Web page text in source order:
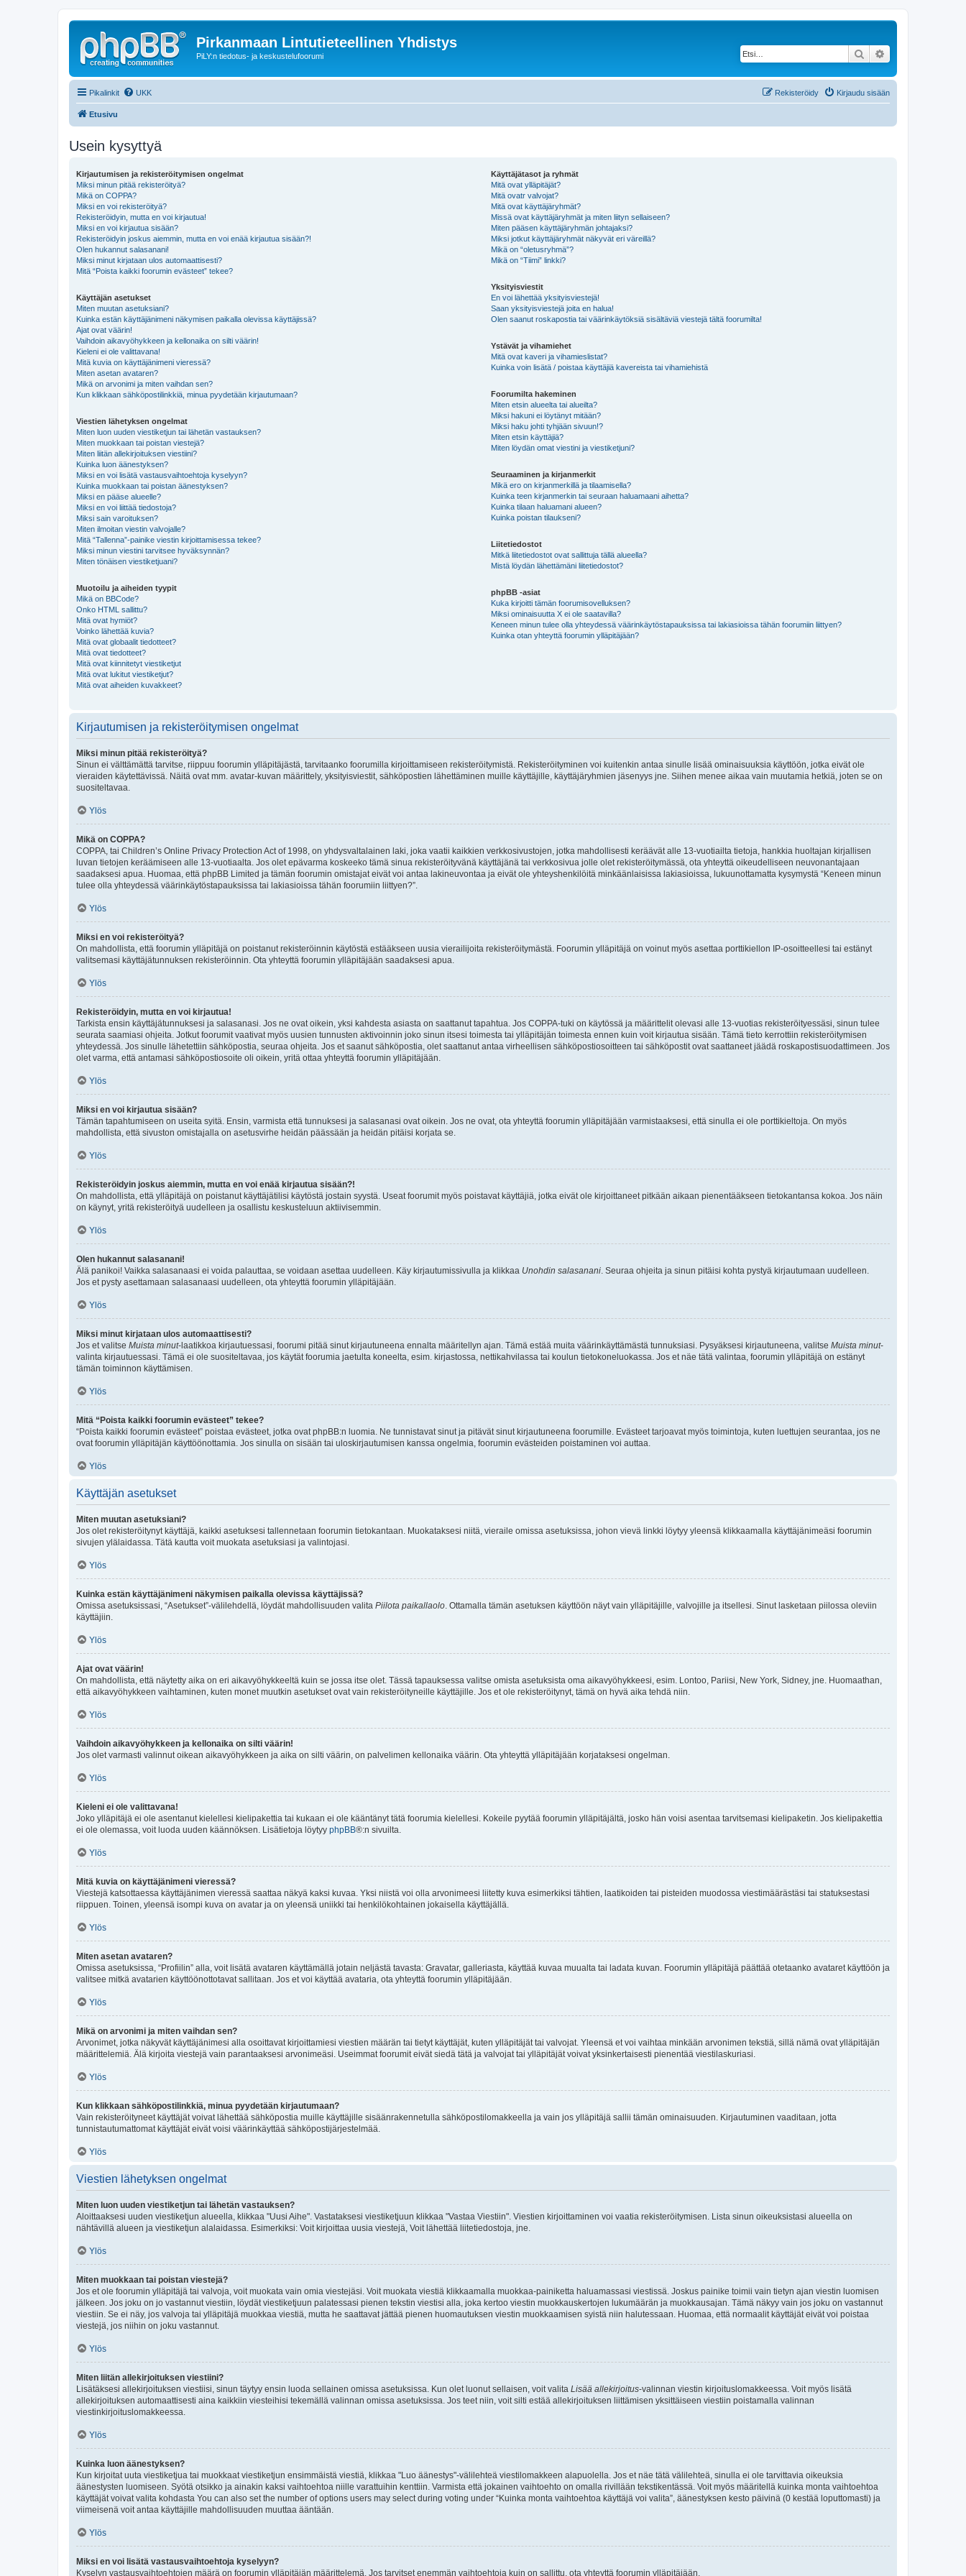
Pirkanmaan Lintutieteellinen Yhdistys
PiLY:n tiedotus- ja keskustelufoorumi Etsi
Pikalinkit UKK Kirjaudu sisään
Rekisteröidy
Etusivu
Usein kysyttyä
Kirjautumisen ja rekisteröitymisen ongelmat
Miksi minun pitää rekisteröityä?
Mikä on COPPA?
Miksi en voi rekisteröityä?
Rekisteröidyin, mutta en voi kirjautua!
Miksi en voi kirjautua sisään?
Rekisteröidyin joskus aiemmin, mutta en voi enää kirjautua sisään?!
Olen hukannut salasanani!
Miksi minut kirjataan ulos automaattisesti?
Mitä “Poista kaikki foorumin evästeet” tekee?
Käyttäjän asetukset
Miten muutan asetuksiani?
Kuinka estän käyttäjänimeni näkymisen paikalla olevissa käyttäjissä?
Ajat ovat väärin!
Vaihdoin aikavyöhykkeen ja kellonaika on silti väärin!
Kieleni ei ole valittavana!
Mitä kuvia on käyttäjänimeni vieressä?
Miten asetan avataren?
Mikä on arvonimi ja miten vaihdan sen?
Kun klikkaan sähköpostilinkkiä, minua pyydetään kirjautumaan?
Viestien lähetyksen ongelmat
Miten luon uuden viestiketjun tai lähetän vastauksen?
Miten muokkaan tai poistan viestejä?
Miten liitän allekirjoituksen viestiini?
Kuinka luon äänestyksen?
Miksi en voi lisätä vastausvaihtoehtoja kyselyyn?
Kuinka muokkaan tai poistan äänestyksen?
Miksi en pääse alueelle?
Miksi en voi liittää tiedostoja?
Miksi sain varoituksen?
Miten ilmoitan viestin valvojalle?
Mitä “Tallenna”-painike viestin kirjoittamisessa tekee?
Miksi minun viestini tarvitsee hyväksynnän?
Miten tönäisen viestiketjuani?
Muotoilu ja aiheiden tyypit
Mikä on BBCode?
Onko HTML sallittu?
Mitä ovat hymiöt?
Voinko lähettää kuvia?
Mitä ovat globaalit tiedotteet?
Mitä ovat tiedotteet?
Mitä ovat kiinnitetyt viestiketjut
Mitä ovat lukitut viestiketjut?
Mitä ovat aiheiden kuvakkeet?
Käyttäjätasot ja ryhmät
Mitä ovat ylläpitäjät?
Mitä ovatr valvojat?
Mitä ovat käyttäjäryhmät?
Missä ovat käyttäjäryhmät ja miten liityn sellaiseen?
Miten pääsen käyttäjäryhmän johtajaksi?
Miksi jotkut käyttäjäryhmät näkyvät eri väreillä?
Mikä on “oletusryhmä”?
Mikä on “Tiimi” linkki?
Yksityisviestit
En voi lähettää yksityisviestejä!
Saan yksityisviestejä joita en halua!
Olen saanut roskapostia tai väärinkäytöksiä sisältäviä viestejä tältä foorumilta!
Ystävät ja vihamiehet
Mitä ovat kaveri ja vihamieslistat?
Kuinka voin lisätä / poistaa käyttäjiä kavereista tai vihamiehistä
Foorumilta hakeminen
Miten etsin alueelta tai alueilta?
Miksi hakuni ei löytänyt mitään?
Miksi haku johti tyhjään sivuun!?
Miten etsin käyttäjiä?
Miten löydän omat viestini ja viestiketjuni?
Seuraaminen ja kirjanmerkit
Mikä ero on kirjanmerkillä ja tilaamisella?
Kuinka teen kirjanmerkin tai seuraan haluamaani aihetta?
Kuinka tilaan haluamani alueen?
Kuinka poistan tilaukseni?
Liitetiedostot
Mitkä liitetiedostot ovat sallittuja tällä alueella?
Mistä löydän lähettämäni liitetiedostot?
phpBB -asiat
Kuka kirjoitti tämän foorumisovelluksen?
Miksi ominaisuutta X ei ole saatavilla?
Keneen minun tulee olla yhteydessä väärinkäytöstapauksissa tai lakiasioissa tähän foorumiin liittyen?
Kuinka otan yhteyttä foorumin ylläpitäjään?
Kirjautumisen ja rekisteröitymisen ongelmat
Miksi minun pitää rekisteröityä?
Sinun ei välttämättä tarvitse, riippuu foorumin ylläpitäjästä, tarvitaanko foorumilla kirjoittamiseen rekisteröitymistä. Rekisteröityminen voi kuitenkin antaa sinulle lisää ominaisuuksia käyttöön, jotka eivät ole
vieraiden käytettävissä. Näitä ovat mm. avatar-kuvan määrittely, yksityisviestit, sähköpostien lähettäminen muille käyttäjille, käyttäjäryhmien jäsenyys jne. Siihen menee aikaa vain muutamia hetkiä, joten se on
suositeltavaa.
Ylös
Mikä on COPPA?
COPPA, tai Children’s Online Privacy Protection Act of 1998, on yhdysvaltalainen laki, joka vaatii kaikkien verkkosivustojen, jotka mahdollisesti keräävät alle 13-vuotiailta tietoja, hankkia huoltajan kirjallisen
luvan tietojen keräämiseen alle 13-vuotiaalta. Jos olet epävarma koskeeko tämä sinua rekisteröityvänä käyttäjänä tai verkkosivua jolle olet rekisteröitymässä, ota yhteyttä oikeudelliseen neuvonantajaan
saadaksesi apua. Huomaa, että phpBB Limited ja tämän foorumin omistajat eivät voi antaa lakineuvontaa ja eivät ole yhteyshenkilöitä minkäänlaisissa lakiasioissa, lukuunottamatta kysymystä “Keneen minun
tulee olla yhteydessä väärinkäytöstapauksissa tai lakiasioissa tähän foorumiin liittyen?”.
Ylös
Miksi en voi rekisteröityä?
On mahdollista, että foorumin ylläpitäjä on poistanut rekisteröinnin käytöstä estääkseen uusia vierailijoita rekisteröitymästä. Foorumin ylläpitäjä on voinut myös asettaa porttikiellon IP-osoitteellesi tai estänyt
valitsemasi käyttäjätunnuksen rekisteröinnin. Ota yhteyttä foorumin ylläpitäjään saadaksesi apua.
Ylös
Rekisteröidyin, mutta en voi kirjautua!
Tarkista ensin käyttäjätunnuksesi ja salasanasi. Jos ne ovat oikein, yksi kahdesta asiasta on saattanut tapahtua. Jos COPPA-tuki on käytössä ja määrittelit olevasi alle 13-vuotias rekisteröityessäsi, sinun tulee
seurata saamiasi ohjeita. Jotkut foorumit vaativat myös uusien tunnusten aktivoinnin joko sinun itsesi toimesta tai ylläpitäjän toimesta ennen kuin voit kirjautua sisään. Tämä tieto kerrottiin rekisteröitymisen
yhteydessä. Jos sinulle lähetettiin sähköpostia, seuraa ohjeita. Jos et saanut sähköpostia, olet saattanut antaa virheellisen sähköpostiosoitteen tai sähköpostit ovat saattaneet jäädä roskapostisuodattimeen. Jos
olet varma, että antamasi sähköpostiosoite oli oikein, yritä ottaa yhteyttä foorumin ylläpitäjään.
Ylös
Miksi en voi kirjautua sisään?
Tämän tapahtumiseen on useita syitä. Ensin, varmista että tunnuksesi ja salasanasi ovat oikein. Jos ne ovat, ota yhteyttä foorumin ylläpitäjään varmistaaksesi, että sinulla ei ole porttikieltoja. On myös
mahdollista, että sivuston omistajalla on asetusvirhe heidän päässään ja heidän pitäisi korjata se.
Ylös
Rekisteröidyin joskus aiemmin, mutta en voi enää kirjautua sisään?!
On mahdollista, että ylläpitäjä on poistanut käyttäjätilisi käytöstä jostain syystä. Useat foorumit myös poistavat käyttäjiä, jotka eivät ole kirjoittaneet pitkään aikaan pienentääkseen tietokantansa kokoa. Jos näin
on käynyt, yritä rekisteröityä uudelleen ja osallistu keskusteluun aktiivisemmin.
Ylös
Olen hukannut salasanani!
Älä panikoi! Vaikka salasanaasi ei voida palauttaa, se voidaan asettaa uudelleen. Käy kirjautumissivulla ja klikkaa Unohdin salasanani . Seuraa ohjeita ja sinun pitäisi kohta pystyä kirjautumaan uudelleen.
Jos et pysty asettamaan salasanaasi uudelleen, ota yhteyttä foorumin ylläpitäjään.
Ylös
Miksi minut kirjataan ulos automaattisesti?
Jos et valitse Muista minut-laatikkoa kirjautuessasi, foorumi pitää sinut kirjautuneena ennalta määritellyn ajan. Tämä estää muita väärinkäyttämästä tunnuksiasi. Pysyäksesi kirjautuneena, valitse Muista minut-
valinta kirjautuessasi. Tämä ei ole suositeltavaa, jos käytät foorumia jaetulta koneelta, esim. kirjastossa, nettikahvilassa tai koulun tietokoneluokassa. Jos et näe tätä valintaa, foorumin ylläpitäjä on estänyt
tämän toiminnon käyttämisen.
Ylös
Mitä “Poista kaikki foorumin evästeet” tekee?
“Poista kaikki foorumin evästeet” poistaa evästeet, jotka ovat phpBB:n luomia. Ne tunnistavat sinut ja pitävät sinut kirjautuneena foorumille. Evästeet tarjoavat myös toimintoja, kuten luettujen seurantaa, jos ne
ovat foorumin ylläpitäjän käyttöönottamia. Jos sinulla on sisään tai uloskirjautumisen kanssa ongelmia, foorumin evästeiden poistaminen voi auttaa.
Ylös
Käyttäjän asetukset
Miten muutan asetuksiani?
Jos olet rekisteröitynyt käyttäjä, kaikki asetuksesi tallennetaan foorumin tietokantaan. Muokataksesi niitä, vieraile omissa asetuksissa, johon vievä linkki löytyy yleensä klikkaamalla käyttäjänimeäsi foorumin
sivujen ylälaidassa. Tätä kautta voit muokata asetuksiasi ja valintojasi.
Ylös
Kuinka estän käyttäjänimeni näkymisen paikalla olevissa käyttäjissä?
Omissa asetuksissasi, “Asetukset”-välilehdellä, löydät mahdollisuuden valita Piilota paikallaolo . Ottamalla tämän asetuksen käyttöön näyt vain ylläpitäjille, valvojille ja itsellesi. Sinut lasketaan piilossa oleviin
käyttäjiin.
Ylös
Ajat ovat väärin!
On mahdollista, että näytetty aika on eri aikavyöhykkeeltä kuin se jossa itse olet. Tässä tapauksessa valitse omista asetuksista oma aikavyöhykkeesi, esim. Lontoo, Pariisi, New York, Sidney, jne. Huomaathan,
että aikavyöhykkeen vaihtaminen, kuten monet muutkin asetukset ovat vain rekisteröityneille käyttäjille. Jos et ole rekisteröitynyt, tämä on hyvä aika tehdä niin.
Ylös
Vaihdoin aikavyöhykkeen ja kellonaika on silti väärin!
Jos olet varmasti valinnut oikean aikavyöhykkeen ja aika on silti väärin, on palvelimen kellonaika väärin. Ota yhteyttä ylläpitäjään korjataksesi ongelman.
Ylös
Kieleni ei ole valittavana!
Joko ylläpitäjä ei ole asentanut kielellesi kielipakettia tai kukaan ei ole kääntänyt tätä foorumia kielellesi. Kokeile pyytää foorumin ylläpitäjältä, josko hän voisi asentaa tarvitsemasi kielipaketin. Jos kielipakettia
ei ole olemassa, voit luoda uuden käännöksen. Lisätietoja löytyy phpBB®:n sivuilta.
Ylös
Mitä kuvia on käyttäjänimeni vieressä?
Viestejä katsottaessa käyttäjänimen vieressä saattaa näkyä kaksi kuvaa. Yksi niistä voi olla arvonimeesi liitetty kuva esimerkiksi tähtien, laatikoiden tai pisteiden muodossa viestimäärästäsi tai statuksestasi
riippuen. Toinen, yleensä isompi kuva on avatar ja on yleensä uniikki tai henkilökohtainen jokaisella käyttäjällä.
Ylös
Miten asetan avataren?
Omissa asetuksissa, “Profiilin” alla, voit lisätä avataren käyttämällä jotain neljästä tavasta: Gravatar, galleriasta, käyttää kuvaa muualta tai ladata kuvan. Foorumin ylläpitäjä päättää otetaanko avataret käyttöön ja
valitsee mitkä avatarien käyttöönottotavat sallitaan. Jos et voi käyttää avataria, ota yhteyttä foorumin ylläpitäjään.
Ylös
Mikä on arvonimi ja miten vaihdan sen?
Arvonimet, jotka näkyvät käyttäjänimesi alla osoittavat kirjoittamiesi viestien määrän tai tietyt käyttäjät, kuten ylläpitäjät tai valvojat. Yleensä et voi vaihtaa minkään arvonimen tekstiä, sillä nämä ovat ylläpitäjän
määrittelemiä. Älä kirjoita viestejä vain parantaaksesi arvonimeäsi. Useimmat foorumit eivät siedä tätä ja valvojat tai ylläpitäjät voivat yksinkertaisesti pienentää viestilaskuriasi.
Ylös
Kun klikkaan sähköpostilinkkiä, minua pyydetään kirjautumaan?
Vain rekisteröityneet käyttäjät voivat lähettää sähköpostia muille käyttäjille sisäänrakennetulla sähköpostilomakkeella ja vain jos ylläpitäjä sallii tämän ominaisuuden. Kirjautuminen vaaditaan, jotta
tunnistautumattomat käyttäjät eivät voisi väärinkäyttää sähköpostijärjestelmää.
Ylös
Viestien lähetyksen ongelmat
Miten luon uuden viestiketjun tai lähetän vastauksen?
Aloittaaksesi uuden viestiketjun alueella, klikkaa "Uusi Aihe". Vastataksesi viestiketjuun klikkaa "Vastaa Viestiin". Viestien kirjoittaminen voi vaatia rekisteröitymisen. Lista sinun oikeuksistasi alueella on
nähtävillä alueen ja viestiketjun alalaidassa. Esimerkiksi: Voit kirjoittaa uusia viestejä, Voit lähettää liitetiedostoja, jne.
Ylös
Miten muokkaan tai poistan viestejä?
Jos et ole foorumin ylläpitäjä tai valvoja, voit muokata vain omia viestejäsi. Voit muokata viestiä klikkaamalla muokkaa-painiketta haluamassasi viestissä. Joskus painike toimii vain tietyn ajan viestin luomisen
jälkeen. Jos joku on jo vastannut viestiin, löydät viestiketjuun palatessasi pienen tekstin viestisi alla, joka kertoo viestin muokkauskertojen lukumäärän ja muokkausajan. Tämä näkyy vain jos joku on vastannut
viestiin. Se ei näy, jos valvoja tai ylläpitäjä muokkaa viestiä, mutta he saattavat jättää pienen huomautuksen viestin muokkaamisen syistä niin halutessaan. Huomaa, että normaalit käyttäjät eivät voi poistaa
viestejä, jos niihin on joku vastannut.
Ylös
Miten liitän allekirjoituksen viestiini?
Lisätäksesi allekirjoituksen viestiisi, sinun täytyy ensin luoda sellainen omissa asetuksissa. Kun olet luonut sellaisen, voit valita Lisää allekirjoitus-valinnan viestin kirjoituslomakkeessa. Voit myös lisätä
allekirjoituksen automaattisesti aina kaikkiin viesteihisi tekemällä valinnan omissa asetuksissa. Jos teet niin, voit silti estää allekirjoituksen liittämisen yksittäiseen viestiin poistamalla valinnan
viestinkirjoituslomakkeessa.
Ylös
Kuinka luon äänestyksen?
Kun kirjoitat uuta viestiketjua tai muokkaat viestiketjun ensimmäistä viestiä, klikkaa "Luo äänestys"-välilehteä viestilomakkeen alapuolella. Jos et näe tätä välilehteä, sinulla ei ole tarvittavia oikeuksia
äänestysten luomiseen. Syötä otsikko ja ainakin kaksi vaihtoehtoa niille varattuihin kenttiin. Varmista että jokainen vaihtoehto on omalla rivillään tekstikentässä. Voit myös määritellä kuinka monta vaihtoehtoa
käyttäjät voivat valita kohdasta You can also set the number of options users may select during voting under “Kuinka monta vaihtoehtoa käyttäjä voi valita”, äänestyksen kesto päivinä (0 kestää loputtomasti) ja
viimeisenä voit antaa käyttäjille mahdollisuuden muuttaa ääntään.
Ylös
Miksi en voi lisätä vastausvaihtoehtoja kyselyyn?
Kyselyn vastausvaihtoehtojen määrä on foorumin ylläpitäjän määrittelemä. Jos tarvitset enemmän vaihtoehtoja kuin on sallittu, ota yhteyttä foorumin ylläpitäjään.